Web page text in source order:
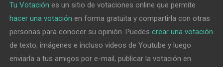
Tu Votación es un sitio de votaciones online que permite
hacer una votación en forma gratuita y compartirla con otras
personas para conocer su opinión. Puedescrear una votación
de texto, imágenes e incluso videos de Youtube y luego
enviarla a tus amigos por e-mail, publicar la votación en